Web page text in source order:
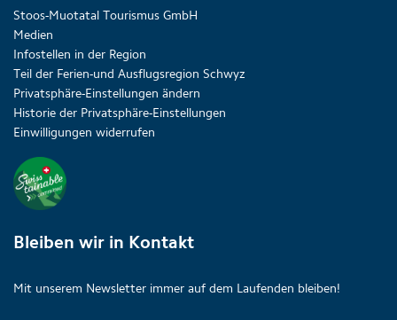
Stoos-Muotatal Tourismus GmbH
Medien
Infostellen in der Region
Teil der Ferien-und Ausflugsregion Schwyz
Privatsphäre-Einstellungen ändern
Historie der Privatsphäre-Einstellungen
Einwilligungen widerrufen
Bleiben wir in Kontakt
Mit unserem Newsletter immer auf dem Laufenden bleiben!